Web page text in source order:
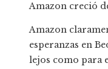
Amazon creció
Amazon
esperanzas en
lejos como para